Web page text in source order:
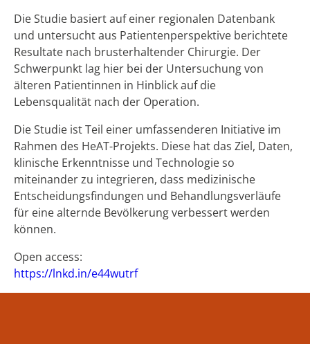
Die Studie basiert auf einer regionalen Datenbank
und untersucht aus Patientenperspektive berichtete
Resultate nach brusterhaltender Chirurgie. Der
Schwerpunkt lag hier bei der Untersuchung von
älteren Patientinnen in Hinblick auf die
Lebensqualität nach der Operation.
Die Studie ist Teil einer umfassenderen Initiative im
Rahmen des HeAT-Projekts. Diese hat das Ziel, Daten,
klinische Erkenntnisse und Technologie so
miteinander zu integrieren, dass medizinische
Entscheidungsfindungen und Behandlungsverläufe
für eine alternde Bevölkerung verbessert werden
können.
Open access:
https://lnkd.in/e44wutrf